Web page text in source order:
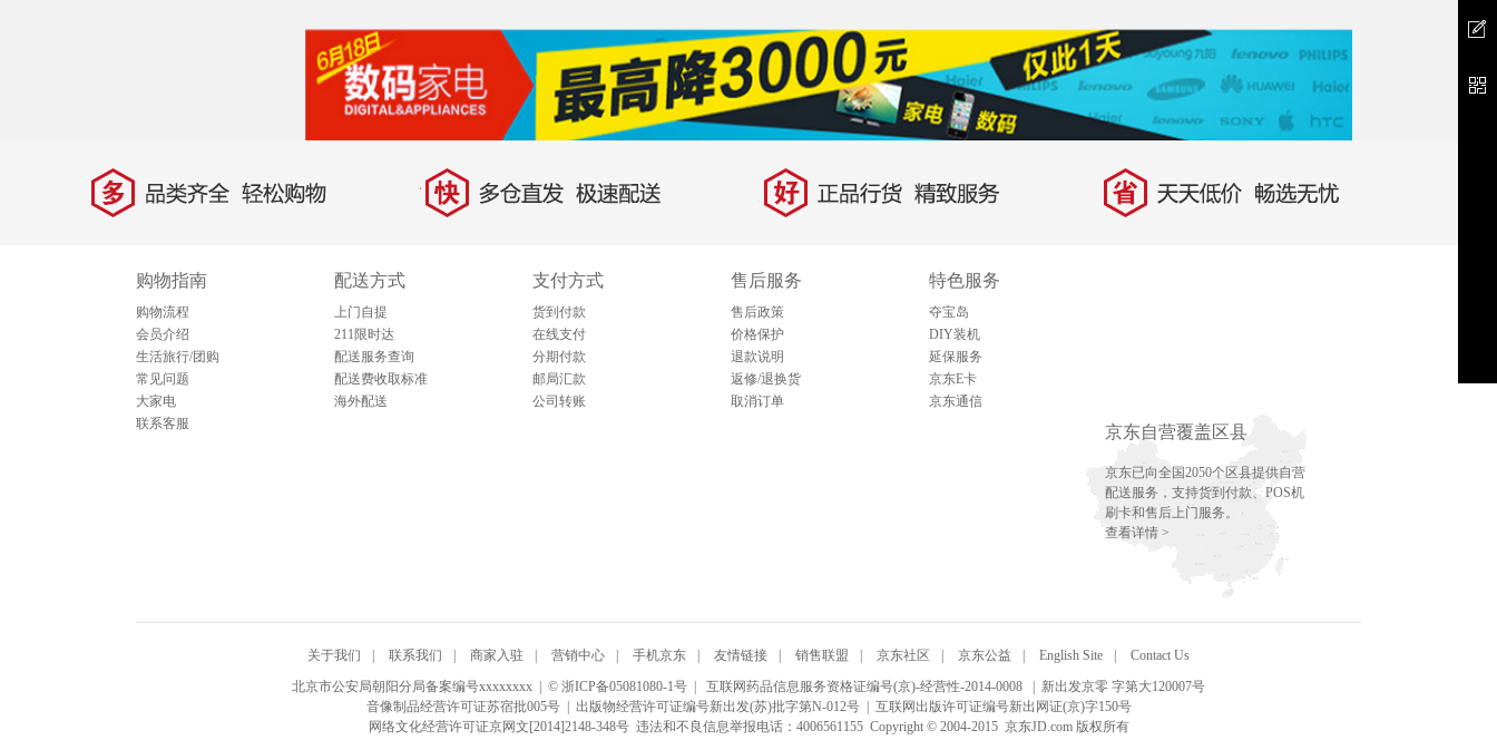
多 品类齐全，轻松购物 快 多仓直发，极速配送 好 正品行货，精致服务 省 天天低价，畅选无忧
购物指南
购物流程
会员介绍
生活旅行/团购
常见问题
大家电
联系客服
配送方式
上门自提
211限时达
配送服务查询
配送费收取标准
海外配送
支付方式
货到付款
在线支付
分期付款
邮局汇款
公司转账
售后服务
售后政策
价格保护
退款说明
返修/退换货
取消订单
特色服务
夺宝岛
DIY装机
延保服务
京东E卡
京东通信
京东自营覆盖区县
京东已向全国2050个区县提供自营
配送服务，支持货到付款、POS机
刷卡和售后上门服务。
查看详情 >
关于我们 联系我们 商家入驻 营销中心 手机京东 友情链接 销售联盟 京东社区 京东公益 English Site
Contact Us
北京市公安局朝阳分局备案编号xxxxxxxx | © 浙ICP备05081080-1号 | 互联网药品信息服务资格证编号(京)-经营性-2014-0008 | 新出发京零 字第大120007号
音像制品经营许可证苏宿批005号| 出版物经营许可证编号新出发(苏)批字第N-012号 | 互联网出版许可证编号新出网证(京)字150号
网络文化经营许可证京网文[2014]2148-348号违法和不良信息举报电话：4006561155 Copyright © 2004-2015 京东JD.com 版权所有